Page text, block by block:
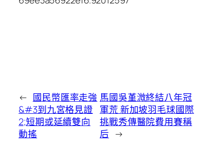
← 國民幣匯率走強
&#3到九宮格見證
2;短期或延續雙向
動搖
馬國吳堇溦終結八年冠
軍荒 新加坡羽毛球國際
挑戰秀傳醫院費用賽稱
后 →